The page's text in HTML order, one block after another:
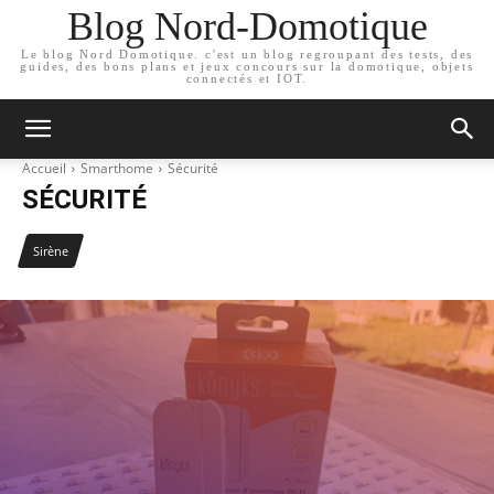
Blog Nord-Domotique
Le blog Nord Domotique. c'est un blog regroupant des tests, des
guides, des bons plans et jeux concours sur la domotique, objets
connectés et IOT.
Accueil Smarthome Sécurité
SÉCURITÉ
Sirène